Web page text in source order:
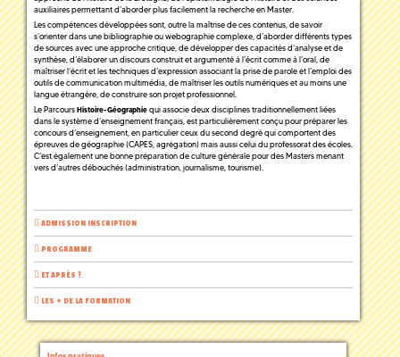
auxiliaires permettant d’aborder plus facilement la recherche en Master.
Les compétences développées sont, outre la maîtrise de ces contenus, de savoir
s’orienter dans une bibliographie ou webographie complexe, d’aborder différents types
de sources avec une approche critique, de développer des capacités d’analyse et de
synthèse, d’élaborer un discours construit et argumenté à l’écrit comme à l’oral, de
maîtriser l’écrit et les techniques d’expression associant la prise de parole et l’emploi des
outils de communication multimédia, de maîtriser les outils numériques et au moins une
langue étrangère, de construire son projet professionnel.
Le Parcours Histoire-Géographie qui associe deux disciplines traditionnellement liées
dans le système d’enseignement français, est particulièrement conçu pour préparer les
concours d’enseignement, en particulier ceux du second degré qui comportent des
épreuves de géographie (CAPES, agrégation) mais aussi celui du professorat des écoles.
C’est également une bonne préparation de culture générale pour des Masters menant
vers d’autres débouchés (administration, journalisme, tourisme).
ADMISSION INSCRIPTION
PROGRAMME
ET APRÈS ?
LES + DE LA FORMATION